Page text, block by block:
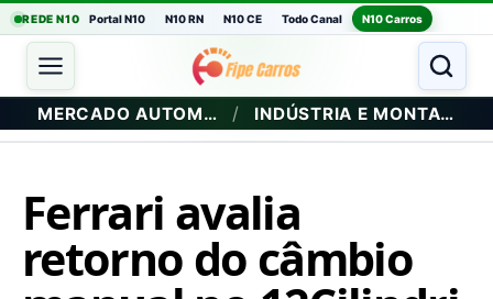
REDE N10 Portal N10 N10 RN N10 CE Todo Canal N10 Carros
MERCADO AUTOMOTIVO / INDÚSTRIA E MONTADORAS
Ferrari avalia
retorno do câmbio